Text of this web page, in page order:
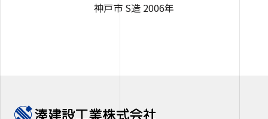
神戸市 S造 2006年